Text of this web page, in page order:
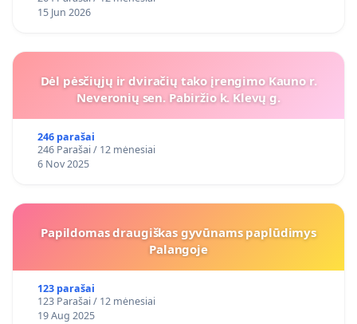
15 Jun 2026
Dėl pėsčiųjų ir dviračių tako įrengimo Kauno r.
Neveronių sen. Pabiržio k. Klevų g.
246 parašai
246 Parašai / 12 mėnesiai
6 Nov 2025
Papildomas draugiškas gyvūnams paplūdimys
Palangoje
123 parašai
123 Parašai / 12 mėnesiai
19 Aug 2025